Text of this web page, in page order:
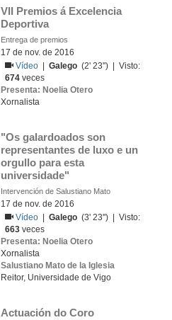
VII Premios á Excelencia
Deportiva
Entrega de premios
17 de nov. de 2016
Vídeo
|Galego (2' 23'') | Visto:
674 veces
Presenta: Noelia Otero
Xornalista
"Os galardoados son
representantes de luxo e un
orgullo para esta
universidade"
Intervención de Salustiano Mato
17 de nov. de 2016
Vídeo
|Galego (3' 23'') | Visto:
663 veces
Presenta: Noelia Otero
Xornalista
Salustiano Mato de la Iglesia
Reitor, Universidade de Vigo
Actuación do Coro